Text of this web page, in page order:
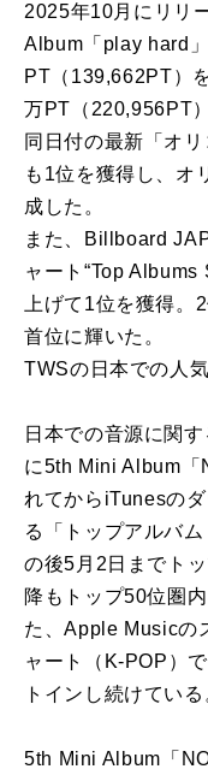
2025年10月にリリ
Album「play hard
PT（139,662PT）
万PT（220,956PT
同日付の最新「オ
も1位を獲得し、オ
成した。
また、Billboard
ャート“Top Albums
上げて1位を獲得
首位に輝いた。
TWSの日本での人
日本での音源に関
に5th Mini Album「
れてからiTunesの
る「トップアルバ
の後5月2日までト
降もトップ50位圏
た、Apple Musicの
ャート（K-POP）
トインし続けている
5th Mini Album「